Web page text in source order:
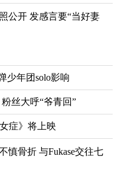
公开 发感言要“当好妻
少年团solo影响
丝大呼“爷青回”
症》将上映
慎骨折 与Fukase交往七